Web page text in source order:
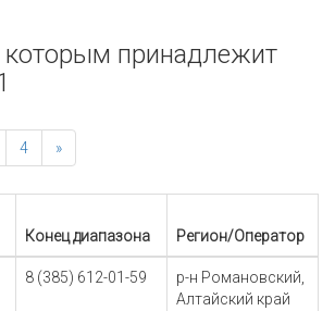
принадлежит
4 »
Конец диапазона Регион/Оператор
8 (385) 612-01-59
р-н Романовский,
Алтайский край